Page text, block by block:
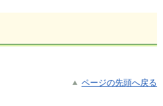
ページの先頭へ戻る